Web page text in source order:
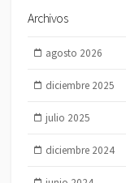
Archivos
agosto 2026
diciembre 2025
julio 2025
diciembre 2024